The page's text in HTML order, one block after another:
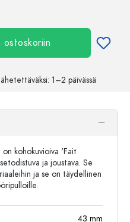
ostoskoriin
: 1–2 päivässä
on kohokuvioiva 'Fait
ja joustava. Se
ja se on täydellinen
43 mm